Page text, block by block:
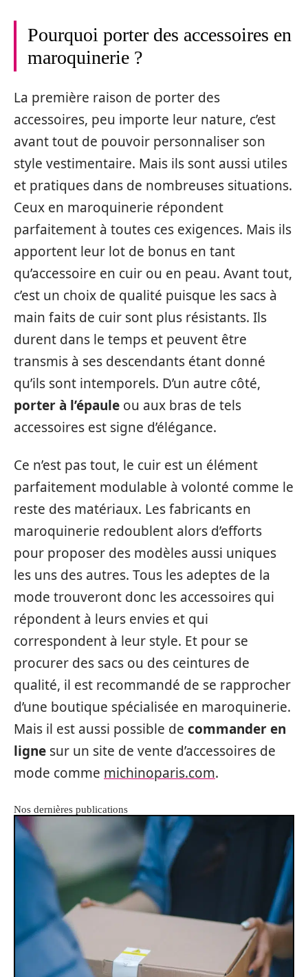
Pourquoi porter des accessoires en
maroquinerie ?
La première raison de porter des
accessoires, peu importe leur nature, c’est
avant tout de pouvoir personnaliser son
style vestimentaire. Mais ils sont aussi utiles
et pratiques dans de nombreuses situations.
Ceux en maroquinerie répondent
parfaitement à toutes ces exigences. Mais ils
apportent leur lot de bonus en tant
qu’accessoire en cuir ou en peau. Avant tout,
c’est un choix de qualité puisque les sacs à
main faits de cuir sont plus résistants. Ils
durent dans le temps et peuvent être
transmis à ses descendants étant donné
qu’ils sont intemporels. D’un autre côté,
porter à l’épaule ou aux bras de tels
accessoires est signe d’élégance.
Ce n’est pas tout, le cuir est un élément
parfaitement modulable à volonté comme le
reste des matériaux. Les fabricants en
maroquinerie redoublent alors d’efforts
pour proposer des modèles aussi uniques
les uns des autres. Tous les adeptes de la
mode trouveront donc les accessoires qui
répondent à leurs envies et qui
correspondent à leur style. Et pour se
procurer des sacs ou des ceintures de
qualité, il est recommandé de se rapprocher
d’une boutique spécialisée en maroquinerie.
Mais il est aussi possible de commander en
ligne sur un site de vente d’accessoires de
mode comme michinoparis.com.
Nos dernières publications